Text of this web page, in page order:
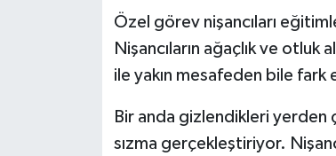
Özel görev nişancıları
Nişancıların ağaçlık ve otluk
ile yakın mesafeden bile
Bir anda gizlendikleri yerden
sızma gerçekleştiriyor.